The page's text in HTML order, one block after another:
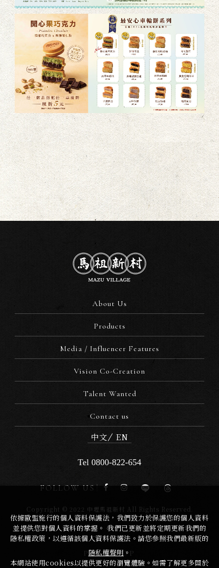
About Us
Products
Media / Influencer Features
Vision Co-Creation
Talent Wanted
Contact us
中文 EN
Tel 0800-822-654
FOLLOW US
Copyright © 2022 中壢馬祖新村 All Rights Reserved.
PAGE TOP
依據歐盟施行的個人資料保護法，我們致力於保護您的個人資料
並提供您對個人資料的掌握。 我們已更新並將定期更新我們的
隱私權政策，以遵循該個人資料保護法。請您參照我們最新版的
隱私權聲明 。
本網站使用cookies以提供更好的瀏覽體驗。如需了解更多關於